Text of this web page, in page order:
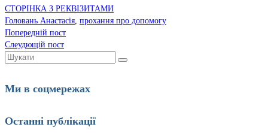
СТОРІНКА З РЕКВІЗИТАМИ
Головань Анастасія прохання про допомогу
Попередній пост
Слеудющій пост
Шукати:
Ми в соцмережах
Останні публікації